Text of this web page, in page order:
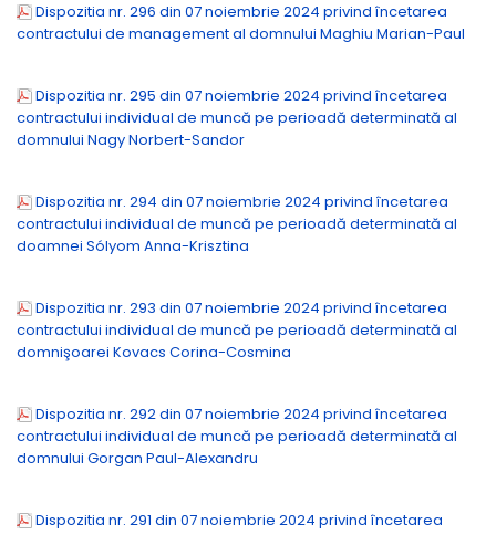
Dispozitia nr. 296 din 07 noiembrie 2024 privind încetarea
contractului de management al domnului Maghiu Marian-Paul
Dispozitia nr. 295 din 07 noiembrie 2024 privind încetarea
contractului individual de muncă pe perioadă determinată al
domnului Nagy Norbert-Sandor
Dispozitia nr. 294 din 07 noiembrie 2024 privind încetarea
contractului individual de muncă pe perioadă determinată al
doamnei Sólyom Anna-Krisztina
Dispozitia nr. 293 din 07 noiembrie 2024 privind încetarea
contractului individual de muncă pe perioadă determinată al
domnişoarei Kovacs Corina-Cosmina
Dispozitia nr. 292 din 07 noiembrie 2024 privind încetarea
contractului individual de muncă pe perioadă determinată al
domnului Gorgan Paul-Alexandru
Dispozitia nr. 291 din 07 noiembrie 2024 privind încetarea